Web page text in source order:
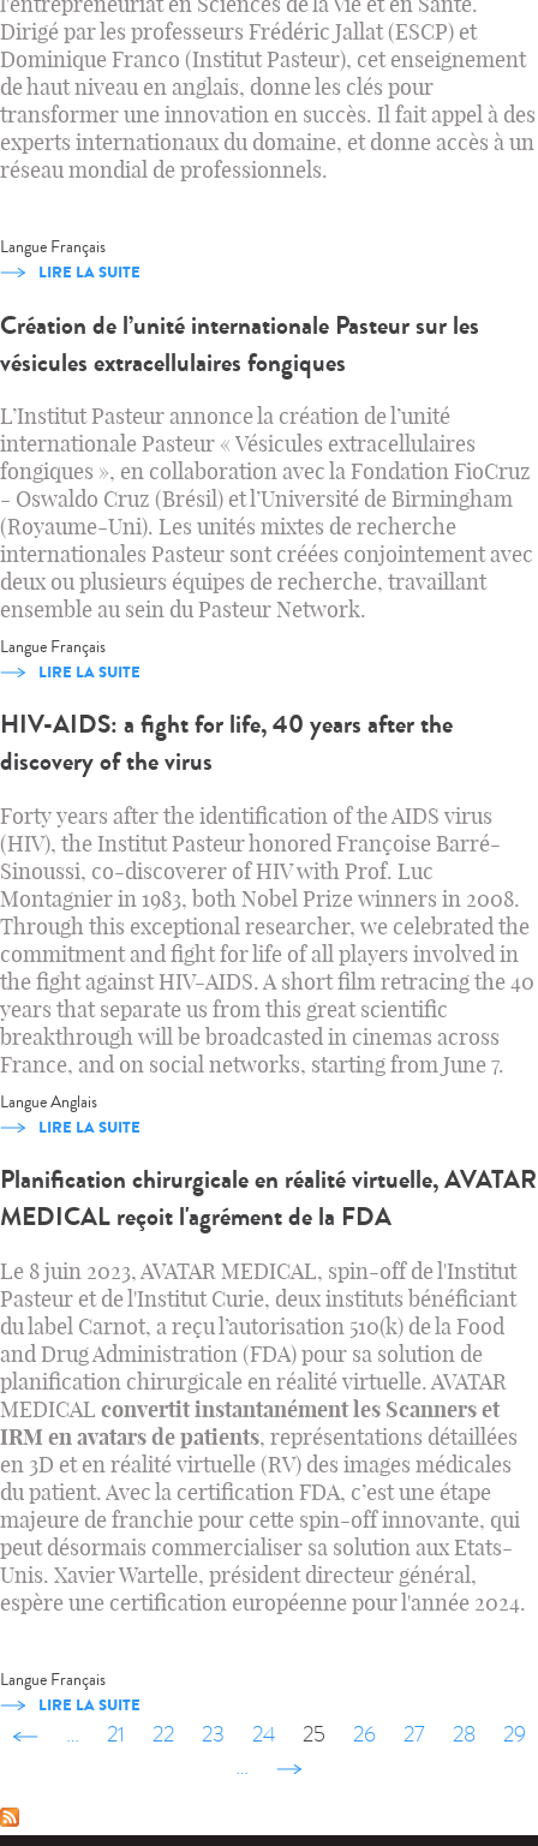
Dirigé par les professeurs Frédéric Jallat (ESCP) et
Dominique Franco (Institut Pasteur), cet enseignement
de haut niveau en anglais, donne les clés pour
transformer une innovation en succès. Il fait appel à des
experts internationaux du domaine, et donne accès à un
réseau mondial de professionnels.
Langue Français
LIRE LA SUITE
Création de l’unité internationale Pasteur sur les
vésicules extracellulaires fongiques
L’Institut Pasteur annonce la création de l’unité
internationale Pasteur « Vésicules extracellulaires
fongiques », en collaboration avec la Fondation FioCruz
- Oswaldo Cruz (Brésil) et l’Université de Birmingham
(Royaume-Uni). Les unités mixtes de recherche
internationales Pasteur sont créées conjointement avec
deux ou plusieurs équipes de recherche, travaillant
ensemble au sein du Pasteur Network.
Langue Français
LIRE LA SUITE
HIV-AIDS: a fight for life, 40 years after the
discovery of the virus
Forty years after the identification of the AIDS virus
(HIV), the Institut Pasteur honored Françoise Barré-
Sinoussi, co-discoverer of HIV with Prof. Luc
Montagnier in 1983, both Nobel Prize winners in 2008.
Through this exceptional researcher, we celebrated the
commitment and fight for life of all players involved in
the fight against HIV-AIDS. A short film retracing the 40
years that separate us from this great scientific
breakthrough will be broadcasted in cinemas across
France, and on social networks, starting from June 7.
LangueAnglais
LIRE LA SUITE
Planification chirurgicale en réalité virtuelle, AVATAR
MEDICAL reçoit l'agrément de la FDA
Le 8 juin 2023, AVATAR MEDICAL, spin-off de l'Institut
Pasteur et de l'Institut Curie, deux instituts bénéficiant
du label Carnot, a reçu l’autorisation 510(k) de la Food
and Drug Administration (FDA) pour sa solution de
planification chirurgicale en réalité virtuelle. AVATAR
MEDICAL convertit instantanément les Scanners et
IRM en avatars de patients, représentations détaillées
en 3D et en réalité virtuelle (RV) des images médicales
du patient. Avec la certification FDA, c’est une étape
majeure de franchie pour cette spin-off innovante, qui
peut désormais commercialiser sa solution aux Etats-
Unis. Xavier Wartelle, président directeur général,
espère une certification européenne pour l'année 2024.
Langue Français
LIRE LA SUITE
‹ précédent
… 21 22 23 24 25 26 27 28
29
…
suivant ›